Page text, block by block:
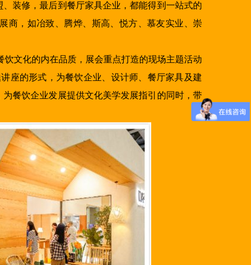
装修，最后到餐厅家具企业，都能得到一站式的
商，如冶致、腾烨、斯高、悦方、慕友实业、崇
文化的内在品质，展会重点打造的现场主题活动
座的形式，为餐饮企业、设计师、餐厅家具及建
餐饮企业发展提供文化美学发展指引的同时，带